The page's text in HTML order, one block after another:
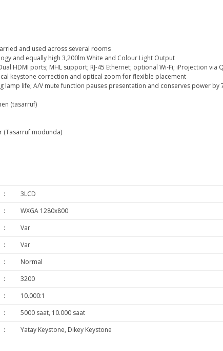
and used across several rooms
and equally high 3,200lm White and Colour Light Output
HDMI ports; MHL support; RJ-45 Ethernet; optional Wi-Fi; iProjection via
keystone correction and optical zoom for flexible placement
lamp life; A/V mute function pauses presentation and conserves power by
(tasarruf)
(Tasarruf modunda)
:
3LCD
:
WXGA 1280x800
:
Var
:
Var
:
Normal
:
3200
:
10.000:1
:
5000 saat, 10.000 saat
: Yatay Keystone, Dikey Keystone